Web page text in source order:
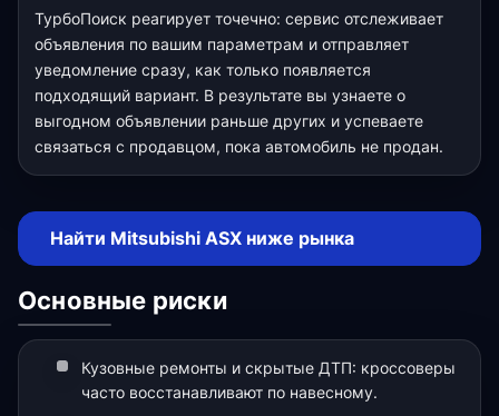
ТурбоПоиск реагирует точечно: сервис отслеживает
объявления по вашим параметрам и отправляет
уведомление сразу, как только появляется
подходящий вариант. В результате вы узнаете о
выгодном объявлении раньше других и успеваете
связаться с продавцом, пока автомобиль не продан.
Найти Mitsubishi ASX ниже рынка
Основные риски
Кузовные ремонты и скрытые ДТП: кроссоверы
часто восстанавливают по навесному.